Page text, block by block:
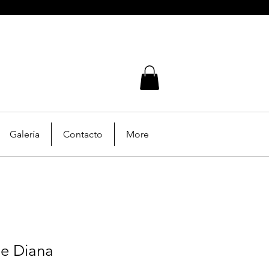
Galería Contacto More
Diana